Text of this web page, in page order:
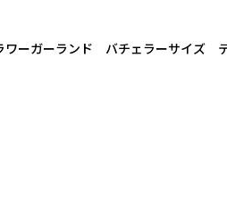
ーガーランド バチェラーサイズ